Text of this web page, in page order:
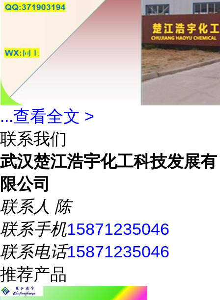
...查看全文 >
联系我们
武汉楚江浩宇化工科技发展有
限公司
联系人 陈
联系手机15871235046
联系电话15871235046
推荐产品